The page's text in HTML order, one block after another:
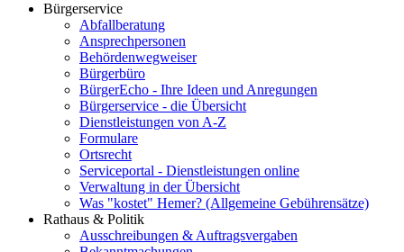
Bürgerservice
Abfallberatung
Ansprechpersonen
Behördenwegweiser
Bürgerbüro
BürgerEcho - Ihre Ideen und Anregungen
Bürgerservice - die Übersicht
Dienstleistungen von A-Z
Formulare
Ortsrecht
Serviceportal - Dienstleistungen online
Verwaltung in der Übersicht
Was "kostet" Hemer? (Allgemeine Gebührensätze)
Rathaus & Politik
Ausschreibungen & Auftragsvergaben